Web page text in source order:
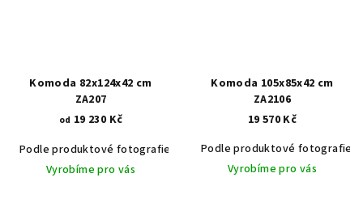
Komoda 82x124x42 cm
ZA207
od 19 230 Kč
Podle produktové fotografie
Akát vintage BT1551
Dub světlý
Vyrobíme pro vás
Komoda 105x85x42 cm
ZA2106
19 570 Kč
Podle produktové fotografie
Vyrobíme pro vás